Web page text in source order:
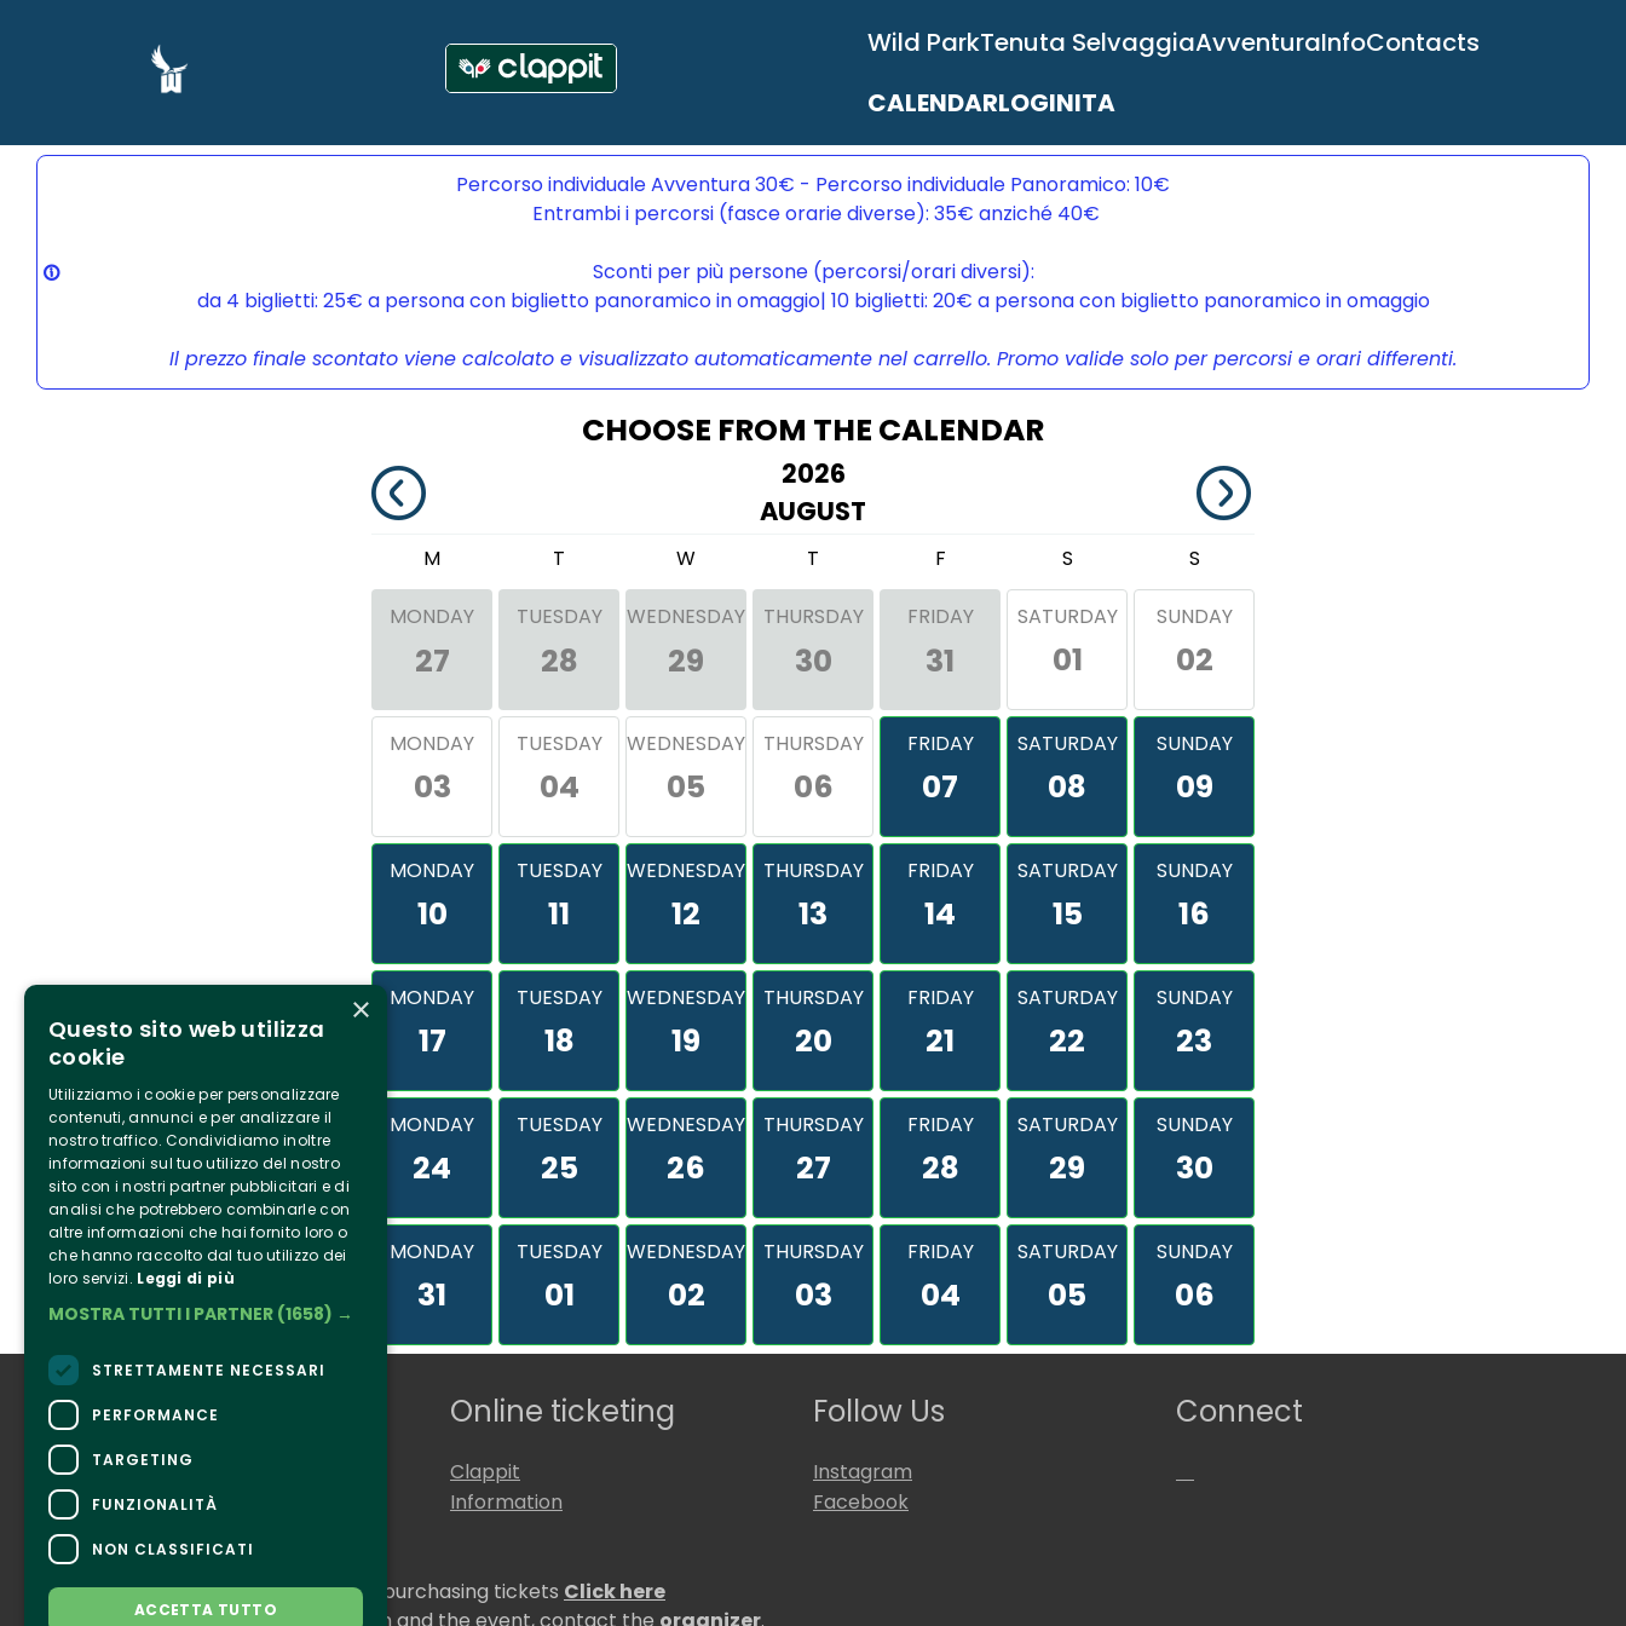
Wild ParkTenuta SelvaggiaAvventuraInfoContacts
CALENDARLOGINITA
Percorso individuale Avventura 30€ - Percorso individuale Panoramico: 10€
Entrambi i percorsi (fasce orarie diverse): 35€ anziché 40€
Sconti per più persone (percorsi/orari diversi):
da 4 biglietti: 25€ a persona con biglietto panoramico in omaggio| 10 biglietti: 20€ a persona con biglietto panoramico in omaggio
Il prezzo finale scontato viene calcolato e visualizzato automaticamente nel carrello. Promo valide solo per percorsi e orari differenti.
CHOOSE FROM THE CALENDAR
2026
AUGUST
M T W T F S S
MONDAY
27
TUESDAY
28
WEDNESDAY
29
THURSDAY
30
FRIDAY
31
SATURDAY
01
SUNDAY
02
MONDAY
03
TUESDAY
04
WEDNESDAY
05
THURSDAY
06
FRIDAY
07
SATURDAY
08
SUNDAY
09
MONDAY
10
TUESDAY
11
WEDNESDAY
12
THURSDAY
13
FRIDAY
14
SATURDAY
15
SUNDAY
16
MONDAY
17
TUESDAY
18
WEDNESDAY
19
THURSDAY
20
FRIDAY
21
SATURDAY
22
SUNDAY
23
MONDAY
24
TUESDAY
25
WEDNESDAY
26
THURSDAY
27
FRIDAY
28
SATURDAY
29
SUNDAY
30
MONDAY
31
TUESDAY
01
WEDNESDAY
02
THURSDAY
03
FRIDAY
04
SATURDAY
05
SUNDAY
06
Who we are
Tenuta Selvaggia
Contacts
Online ticketing
Clappit
Information
Follow Us
Instagram
Facebook
Connect
CONTACTS
For information and support in purchasing tickets Click here
×
Questo sito web utilizza
cookie
Utilizziamo i cookie per personalizzare
contenuti, annunci e per analizzare il
nostro traffico. Condividiamo inoltre
informazioni sul tuo utilizzo del nostro
sito con i nostri partner pubblicitari e di
analisi che potrebbero combinarle con
altre informazioni che hai fornito loro o
che hanno raccolto dal tuo utilizzo dei
loro servizi. Leggi di più
MOSTRA TUTTI I PARTNER (1658) →
STRETTAMENTE NECESSARI
PERFORMANCE
TARGETING
FUNZIONALITÀ
NON CLASSIFICATI
ACCETTA TUTTO